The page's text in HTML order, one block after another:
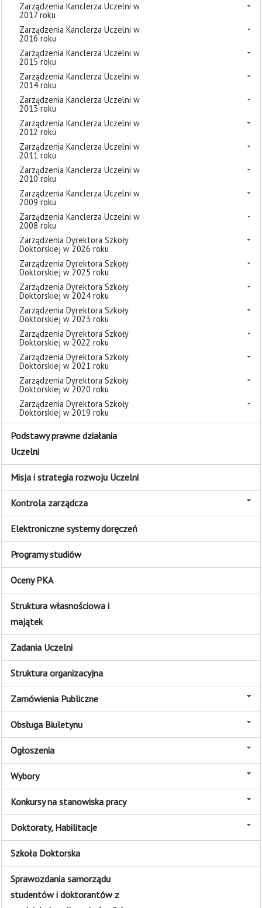
Zarządzenia Kanclerza Uczelni w
2017 roku
Zarządzenia Kanclerza Uczelni w
2016 roku
Zarządzenia Kanclerza Uczelni w
2015 roku
Zarządzenia Kanclerza Uczelni w
2014 roku
Zarządzenia Kanclerza Uczelni w
2013 roku
Zarządzenia Kanclerza Uczelni w
2012 roku
Zarządzenia Kanclerza Uczelni w
2011 roku
Zarządzenia Kanclerza Uczelni w
2010 roku
Zarządzenia Kanclerza Uczelni w
2009 roku
Zarządzenia Kanclerza Uczelni w
2008 roku
Zarządzenia Dyrektora Szkoły
Doktorskiej w 2026 roku
Zarządzenia Dyrektora Szkoły
Doktorskiej w 2025 roku
Zarządzenia Dyrektora Szkoły
Doktorskiej w 2024 roku
Zarządzenia Dyrektora Szkoły
Doktorskiej w 2023 roku
Zarządzenia Dyrektora Szkoły
Doktorskiej w 2022 roku
Zarządzenia Dyrektora Szkoły
Doktorskiej w 2021 roku
Zarządzenia Dyrektora Szkoły
Doktorskiej w 2020 roku
Zarządzenia Dyrektora Szkoły
Doktorskiej w 2019 roku
Podstawy prawne działania
Uczelni
Misja i strategia rozwoju Uczelni
Kontrola zarządcza
Elektroniczne systemy doręczeń
Programy studiów
Oceny PKA
Struktura własnościowa i
majątek
Zadania Uczelni
Struktura organizacyjna
Zamówienia Publiczne
Obsługa Biuletynu
Ogłoszenia
Wybory
Konkursy na stanowiska pracy
Doktoraty, Habilitacje
Szkoła Doktorska
Sprawozdania samorządu
studentów i doktorantów z